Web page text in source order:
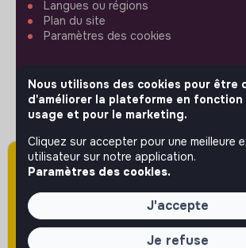
Attention cette annonce a été
plus de 60 jours (le 04/05/2026)
doute expirée ou non mise à jour.
Langues ou régions
Plan du site
Paramètres des cookies
SUIVEZ-NOUS
© 2026 jobs that makesense.
Nous utilisons des cookies pour être
d'améliorer la plateforme en
usage et pour le marketing.
Cliquez sur accepter pour une meilleure
utilisateur sur notre application.
Paramètres des cookies.
J'accepte
Je refuse